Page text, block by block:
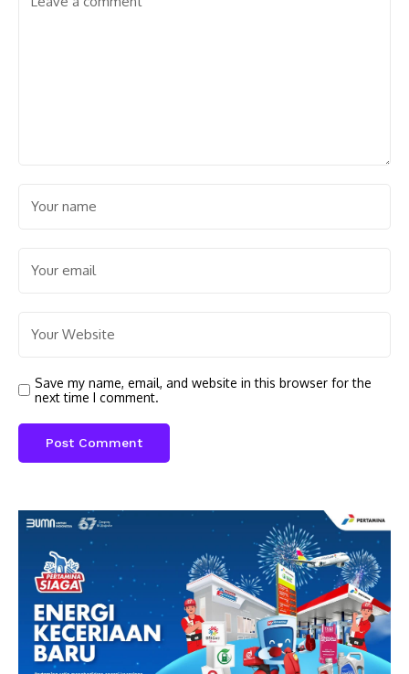
Save my name, email, and website in this browser for the
next time I comment.